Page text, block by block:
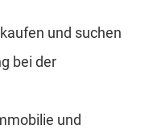
und suchen
bei der
und